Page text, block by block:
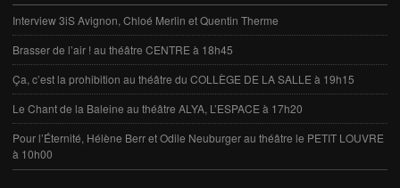
Interview 3iS Avignon, Chloé Merlin et Quentin Therme
Brasser de l’air ! au théâtre CENTRE à 18h45
Ça, c’est la prohibition au théâtre du COLLÈGE DE LA SALLE à 19h15
Le Chant de la Baleine au théâtre ALYA, L’ESPACE à 17h20
Pour l’Éternité, Hélène Berr et Odile Neuburger au théâtre le PETIT LOUVRE
à 10h00